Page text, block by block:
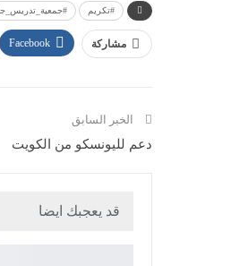
#تكريم
مشاركة Facebook
الخبر السابق
دعم لليونسكو من الكويت
قد يعجبك ايضا